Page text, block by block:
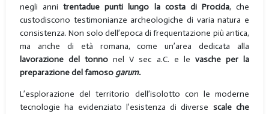
negli annitrentadue punti lungo la costa di Procida, che
custodiscono testimonianze archeologiche di varia natura e
consistenza. Non solo dell’epoca di frequentazione più antica,
ma anche di età romana, come un’area dedicata alla
lavorazione del tonno nel V sec a.C. e le vasche per la
preparazione del famoso garum.
L’esplorazione del territorio dell’isolotto con le moderne
tecnologie ha evidenziato l’esistenza di diverse scale che